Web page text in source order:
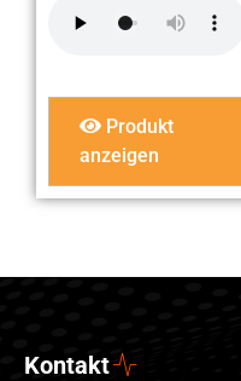
Produkt
anzeigen
Kontakt